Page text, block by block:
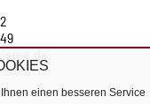
einen besseren Service